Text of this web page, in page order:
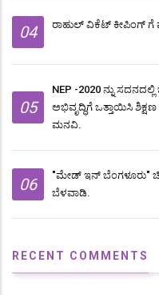
04 ರಾಹುಲ್ ವಿಕೆಟ್ ಕೀಪಿಂಗ್
05
NEP -2020 ನ್ನು
ಅಭಿವೃದ್ಧಿಗೆ ಒತ್ತಾಯಿಸಿ
ಮನವಿ.
06
"ಮೇಡ್ ಇನ್ ಬೆಂಗಳೂರು"
ಬೆಳವಾಡಿ.
RECENT COMMENTS